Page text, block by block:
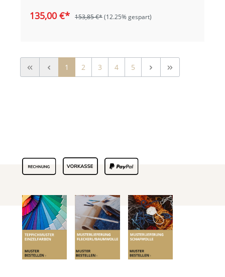
135,00 €* 153,85 €*(12.25% gespart)
1 2 3 4 5